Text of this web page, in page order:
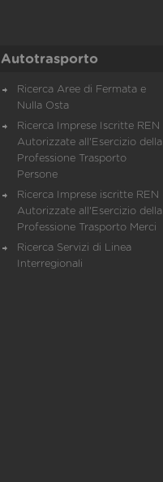
Autotrasporto
Ricerca Aree di Fermata e
Nulla Osta
Ricerca Imprese Iscritte REN
Autorizzate all'Esercizio della
Professione Trasporto
Persone
Ricerca Imprese iscritte REN
Autorizzate all'Esercizio della
Professione Trasporto Merci
Ricerca Servizi di Linea
Interregionali